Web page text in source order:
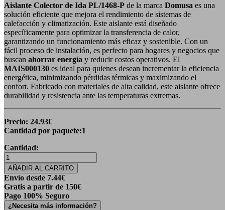
Aislante Colector de Ida PL/1468-P de la marca Domusa es una
solución eficiente que mejora el rendimiento de sistemas de
calefacción y climatización. Este aislante está diseñado
específicamente para optimizar la transferencia de calor,
garantizando un funcionamiento más eficaz y sostenible. Con un
fácil proceso de instalación, es perfecto para hogares y negocios que
buscan ahorrar energía y reducir costos operativos. El
MAIS000130 es ideal para quienes desean incrementar la eficiencia
energética, minimizando pérdidas térmicas y maximizando el
confort. Fabricado con materiales de alta calidad, este aislante ofrece
durabilidad y resistencia ante las temperaturas extremas.
Precio: 24.93€
Cantidad por paquete:1
Cantidad:
AÑADIR AL CARRITO
Envío desde 7.44€
Gratis a partir de 150€
Pago 100% Seguro
¿Necesita más información?